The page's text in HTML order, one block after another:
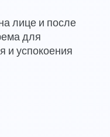
лице и после
для
и успокоения